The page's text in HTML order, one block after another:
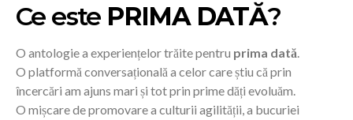
Ce este PRIMA DATĂ?
O antologie a experiențelor trăite pentru prima dată.
O platformă conversațională a celor care știu că prin
încercări am ajuns mari și tot prin prime dăți evoluăm.
O mișcare de promovare a culturii agilității, a bucuriei